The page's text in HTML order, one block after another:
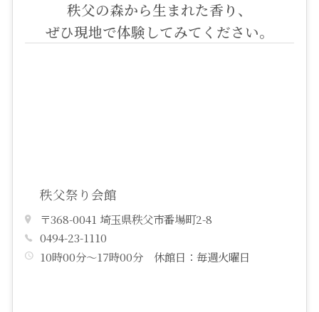
秩父の森から生まれた香り、
ぜひ現地で体験してみてください。
秩父祭り会館
〒368-0041 埼玉県秩父市番場町2-8
0494-23-1110
10時00分～17時00分 休館日：毎週火曜日